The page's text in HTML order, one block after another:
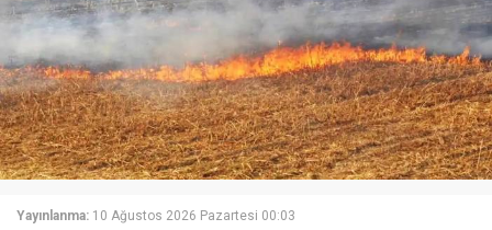
Yayınlanma: 10 Ağustos 2026 Pazartesi 00:03